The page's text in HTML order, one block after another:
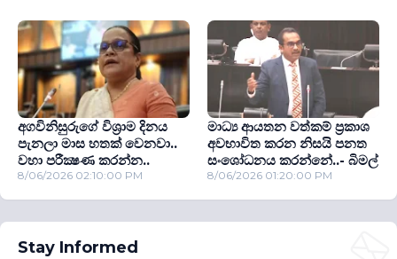
අගවිනිසුරුගේ විශ‍්‍රාම දිනය
පැනලා මාස හතක් වෙනවා..
වහා පරීක්‍ෂණ කරන්න..
8/06/2026 02:10:00 PM
මාධ්‍ය ආයතන වත්කම් ප‍්‍රකාශ
අවභාවිත කරන නිසයි පනත
සංශෝධනය කරන්නේ..- බිමල්
8/06/2026 01:20:00 PM
Stay Informed